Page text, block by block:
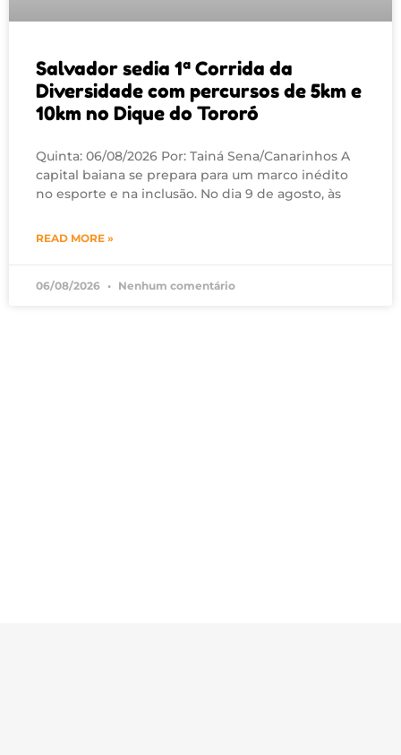
Salvador sedia 1ª Corrida da
Diversidade com percursos de 5km e
10km no Dique do Tororó
Quinta: 06/08/2026 Por: Tainá Sena/Canarinhos A
capital baiana se prepara para um marco inédito
no esporte e na inclusão. No dia 9 de agosto, às
READ MORE »
06/08/2026 Nenhum comentário